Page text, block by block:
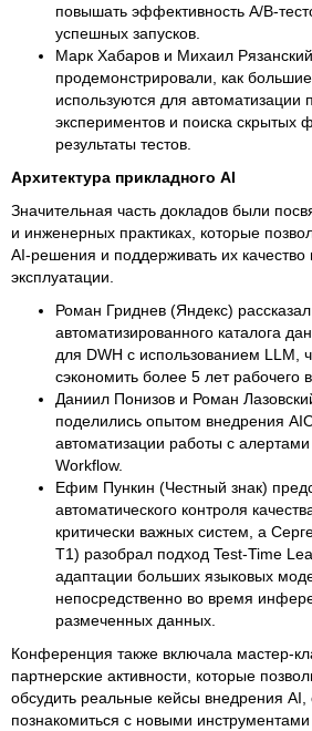
повышать эффективность A/B-
успешных запусков.
Марк Хабаров и Михаил
продемонстрировали, как
используются для автоматизации
экспериментов и поиска скрытых
результаты тестов.
Архитектура прикладного AI
Значительная часть докладов были
и инженерных практиках, которые
AI-решения и поддерживать их качество
эксплуатации.
Роман Гриднев (Яндекс)
автоматизированного каталога
для DWH с использованием LLM,
сэкономить более 5 лет рабочего
Даниил Понизов и Роман
поделились опытом внедрения
автоматизации работы с
Workflow.
Ефим Пункин (Честный знак)
автоматического контроля
критически важных систем, а
Т1) разобрал подход Test-Time
адаптации больших языковых
непосредственно во время
размеченных данных.
Конференция также включала мастер-
партнерские активности, которые
обсудить реальные кейсы внедрения
познакомиться с новыми